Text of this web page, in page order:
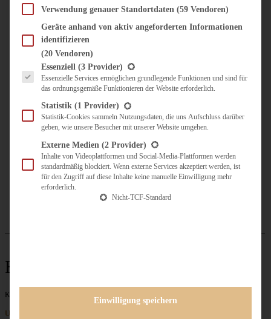
DIPS, SAUCEN, CHUTNEYS
KÜCHENGESCHENKE
UNTERWEGS
KULINARISCH UNTERWEGS
ÜBER MICH
ZUSAMMENARBEIT
Erdbeercreme
Keine Beiträge gefunden
Unternehmen
Verwendung genauer Standortdaten (59 Vendoren)
Geräte anhand von aktiv angeforderten Informationen
identifizieren
(20 Vendoren)
Es folgt eine Liste der Service-Gruppen, für die eine Einwilligung erteilt werden
Essenziell (3 Provider)
Essenzielle Services ermöglichen grundlegende Funktionen und sind für
das ordnungsgemäße Funktionieren der Website erforderlich.
Statistik (1 Provider)
Statistik-Cookies sammeln Nutzungsdaten, die uns Aufschluss darüber
geben, wie unsere Besucher mit unserer Website umgehen.
Externe Medien (2 Provider)
Inhalte von Videoplattformen und Social-Media-Plattformen werden
standardmäßig blockiert. Wenn externe Services akzeptiert werden, ist
für den Zugriff auf diese Inhalte keine manuelle Einwilligung mehr
erforderlich.
Nicht-TCF-Standard
Einwilligung speichern